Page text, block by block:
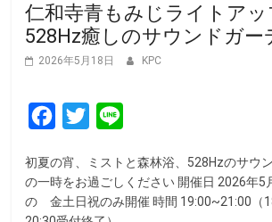
仁和寺青もみじライトアッ
528Hz癒しのサウンドガー
2026年5月18日 KPC
c
e
T
i
t
n
e
初夏の宵、ミストと森林浴、528Hzのサウ
の一時をお過ごしください 開催日 2026年5
の 金土日祝のみ開催 時間 19:00~21:00（